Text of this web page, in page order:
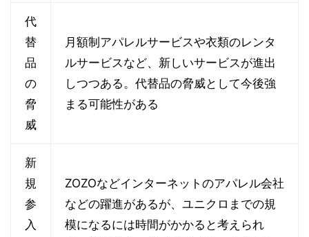
代
替
品
の
脅
威
月額制アパレルサービスや衣類のレンタ
ルサービスなど、新しいサービスが進出
しつつある。代替品の脅威として今後強
まる可能性がある
新
規
参
入
ZOZOなどインターネットのアパレル会社
などの躍進があるが、ユニクロまでの規
模になるには時間がかかると考えられ